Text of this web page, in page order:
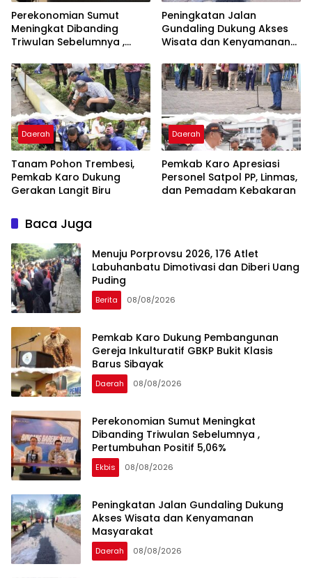
Perekonomian Sumut
Meningkat Dibanding
Triwulan Sebelumnya ,
Peningkatan Jalan
Gundaling Dukung Akses
Wisata dan Kenyamanan
Daerah
Tanam Pohon Trembesi,
Pemkab Karo Dukung
Gerakan Langit Biru
Daerah
Pemkab Karo Apresiasi
Personel Satpol PP, Linmas,
dan Pemadam Kebakaran
Baca Juga
Menuju Porprovsu 2026, 176 Atlet
Labuhanbatu Dimotivasi dan Diberi Uang
Puding
Berita 08/08/2026
Pemkab Karo Dukung Pembangunan
Gereja Inkulturatif GBKP Bukit Klasis
Barus Sibayak
Daerah 08/08/2026
Perekonomian Sumut Meningkat
Dibanding Triwulan Sebelumnya ,
Pertumbuhan Positif 5,06%
Ekbis 08/08/2026
Peningkatan Jalan Gundaling Dukung
Akses Wisata dan Kenyamanan
Masyarakat
Daerah 08/08/2026